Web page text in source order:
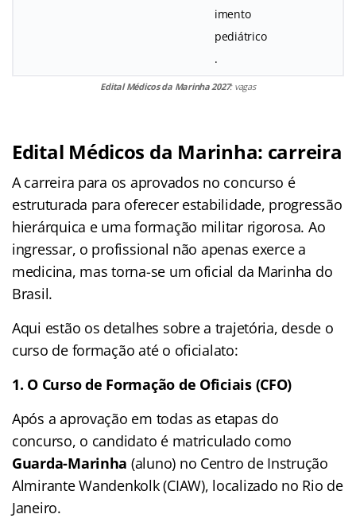
imento
pediátrico
.
Edital Médicos da Marinha 2027: vagas
Edital Médicos da Marinha: carreira
A carreira para os aprovados no concurso é
estruturada para oferecer estabilidade, progressão
hierárquica e uma formação militar rigorosa. Ao
ingressar, o profissional não apenas exerce a
medicina, mas torna-se um oficial da Marinha do
Brasil.
Aqui estão os detalhes sobre a trajetória, desde o
curso de formação até o oficialato:
1. O Curso de Formação de Oficiais (CFO)
Após a aprovação em todas as etapas do
concurso, o candidato é matriculado como
Guarda-Marinha (aluno) no Centro de Instrução
Almirante Wandenkolk (CIAW), localizado no Rio de
Janeiro.